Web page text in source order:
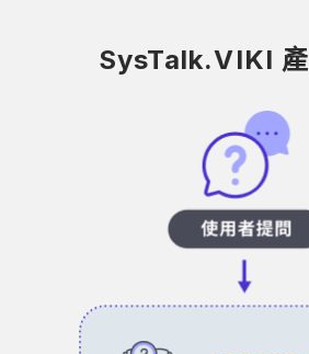
SysTalk.VIKI
SysTalk.VIKI 協助企業建立可控
充的企業生成式 AI 助理，結合
AI、RAG 檢索架構與 Prompt
MIS、業務與教育訓練等部門都